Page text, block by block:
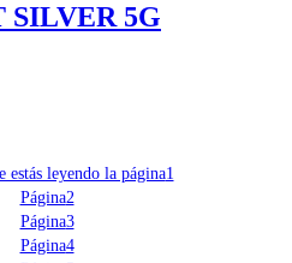
SILVER 5G
estás leyendo la página1
Página2
Página3
Página4